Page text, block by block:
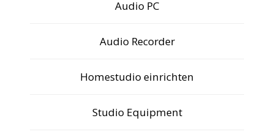
Audio PC
Audio Recorder
Homestudio einrichten
Studio Equipment